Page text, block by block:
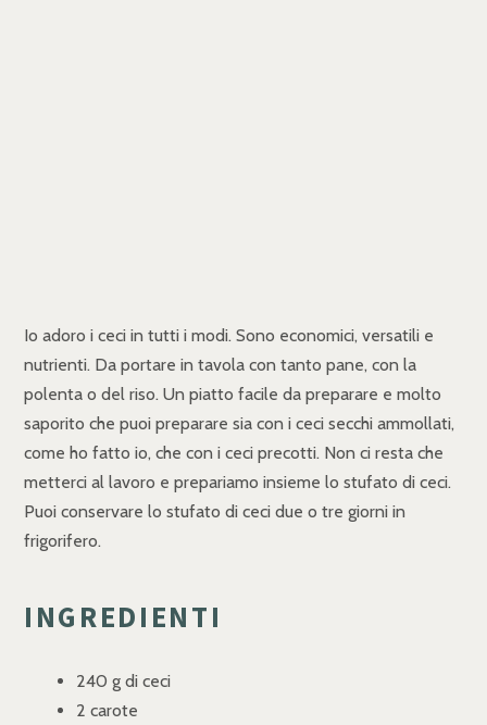
Io adoro i ceci in tutti i modi. Sono economici, versatili e
nutrienti. Da portare in tavola con tanto pane, con la
polenta o del riso. Un piatto facile da preparare e molto
saporito che puoi preparare sia con i ceci secchi ammollati,
come ho fatto io, che con i ceci precotti. Non ci resta che
metterci al lavoro e prepariamo insieme lo stufato di ceci.
Puoi conservare lo stufato di ceci due o tre giorni in
frigorifero.
INGREDIENTI
240 g di ceci
2 carote